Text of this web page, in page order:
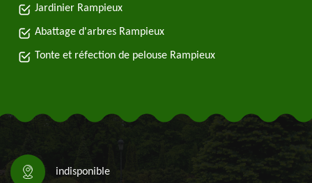
Jardinier Rampieux
Abattage d'arbres Rampieux
Tonte et réfection de pelouse Rampieux
indisponible